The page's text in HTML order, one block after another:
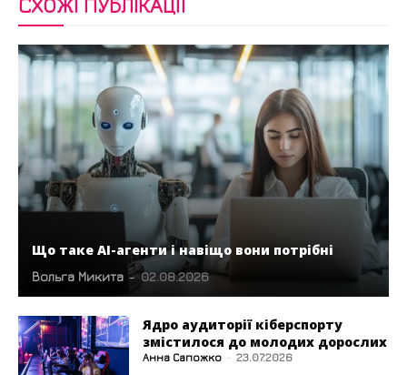
Що таке AI-агенти і навіщо вони потрібні
Вольга Микита - 02.08.2026
Ядро аудиторії кіберспорту
змістилося до молодих дорослих
Анна Сапожко - 23.07.2026